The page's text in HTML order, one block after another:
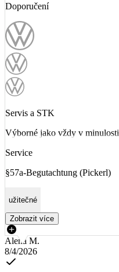
Doporučení
Servis a STK
Výborné jako vždy v minulosti
Service
§57a-Begutachtung (Pickerl)
užitečné
Zobrazit více
Alena M.
8/4/2026